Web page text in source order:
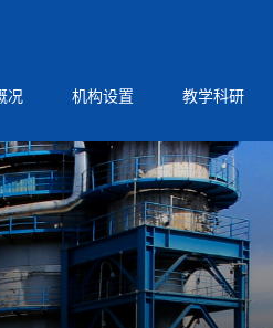
况 机构设置 教学科研